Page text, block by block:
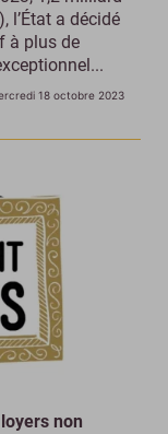
l’État a décidé
à plus de
18 octobre 2023
non